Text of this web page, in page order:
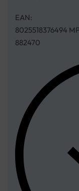
EAN:
8025518376494
882470